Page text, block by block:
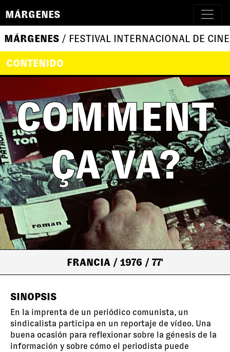
MÁRGENES
MÁRGENES / FESTIVAL INTERNACIONAL DE
CONTENIDO
COMMENT
ÇA VA?
FRANCIA / 1976 / 77'
SINOPSIS
En la imprenta de un periódico comunista, un
sindicalista participa en un reportaje de vídeo. Una
buena ocasión para reflexionar sobre la génesis de la
información y sobre cómo el periodista puede